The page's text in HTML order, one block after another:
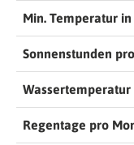
Min. Temperatur in
Sonnenstunden
Wassertemperatur
Regentage pro